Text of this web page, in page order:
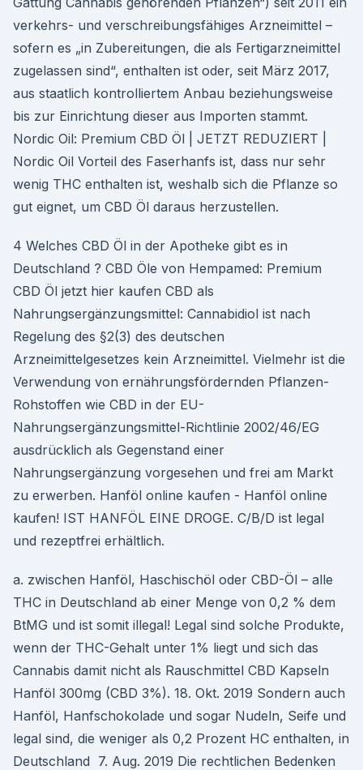
verkehrs- und verschreibungsfähiges Arzneimittel –
sofern es „in Zubereitungen, die als Fertigarzneimittel
zugelassen sind“, enthalten ist oder, seit März 2017,
aus staatlich kontrolliertem Anbau beziehungsweise
bis zur Einrichtung dieser aus Importen stammt.
Nordic Oil: Premium CBD Öl | JETZT REDUZIERT |
Nordic Oil Vorteil des Faserhanfs ist, dass nur sehr
wenig THC enthalten ist, weshalb sich die Pflanze so
gut eignet, um CBD Öl daraus herzustellen.
4 Welches CBD Öl in der Apotheke gibt es in
Deutschland ? CBD Öle von Hempamed: Premium
CBD Öl jetzt hier kaufen CBD als
Nahrungsergänzungsmittel: Cannabidiol ist nach
Regelung des §2(3) des deutschen
Arzneimittelgesetzes kein Arzneimittel. Vielmehr ist die
Verwendung von ernährungsfördernden Pflanzen-
Rohstoffen wie CBD in der EU-
Nahrungsergänzungsmittel-Richtlinie 2002/46/EG
ausdrücklich als Gegenstand einer
Nahrungsergänzung vorgesehen und frei am Markt
zu erwerben. Hanföl online kaufen - Hanföl online
kaufen! IST HANFÖL EINE DROGE. C/B/D ist legal
und rezeptfrei erhältlich.
a. zwischen Hanföl, Haschischöl oder CBD-Öl – alle
THC in Deutschland ab einer Menge von 0,2 % dem
BtMG und ist somit illegal! Legal sind solche Produkte,
wenn der THC-Gehalt unter 1% liegt und sich das
Cannabis damit nicht als Rauschmittel CBD Kapseln
Hanföl 300mg (CBD 3%). 18. Okt. 2019 Sondern auch
Hanföl, Hanfschokolade und sogar Nudeln, Seife und
legal sind, die weniger als 0,2 Prozent HC enthalten, in
Deutschland 7. Aug. 2019 Die rechtlichen Bedenken